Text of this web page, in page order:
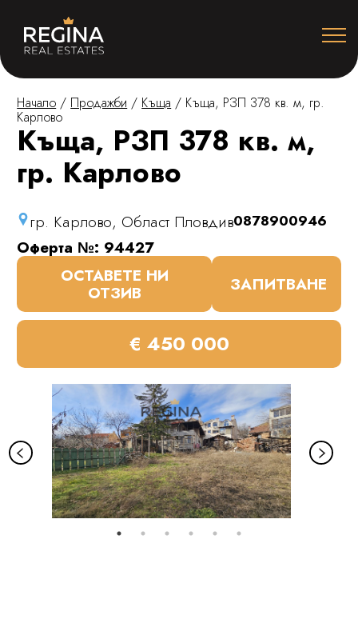
Начало / Продажби / Къща / Къща, РЗП 378 кв. м, гр.
Карлово
Къща, РЗП 378 кв. м,
гр. Карлово
гр. Карлово, Област Пловдив0878900946
Оферта №: 94427
ОСТАВЕТЕ НИ
ОТЗИВ ЗАПИТВАНЕ
€ 450 000